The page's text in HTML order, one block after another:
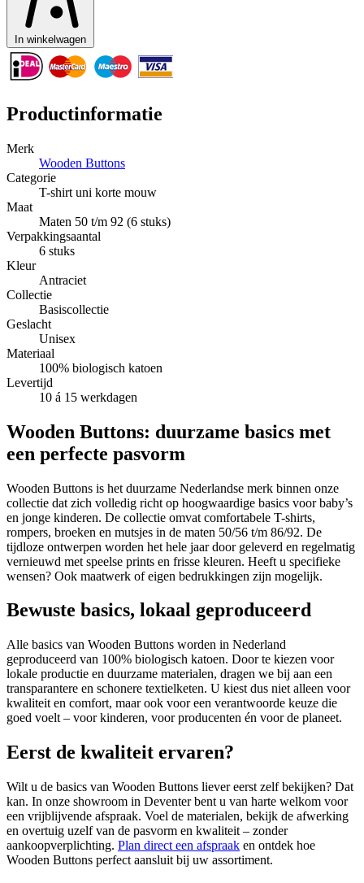
In winkelwagen
Productinformatie
Merk
Wooden Buttons
Categorie
T-shirt uni korte mouw
Maat
Maten 50 t/m 92 (6 stuks)
Verpakkingsaantal
6 stuks
Kleur
Antraciet
Collectie
Basiscollectie
Geslacht
Unisex
Materiaal
100% biologisch katoen
Levertijd
10 á 15 werkdagen
Wooden Buttons: duurzame basics met
een perfecte pasvorm
Wooden Buttons is het duurzame Nederlandse merk binnen onze
collectie dat zich volledig richt op hoogwaardige basics voor baby’s
en jonge kinderen. De collectie omvat comfortabele T-shirts,
rompers, broeken en mutsjes in de maten 50/56 t/m 86/92. De
tijdloze ontwerpen worden het hele jaar door geleverd en regelmatig
vernieuwd met speelse prints en frisse kleuren. Heeft u specifieke
wensen? Ook maatwerk of eigen bedrukkingen zijn mogelijk.
Bewuste basics, lokaal geproduceerd
Alle basics van Wooden Buttons worden in Nederland
geproduceerd van 100% biologisch katoen. Door te kiezen voor
lokale productie en duurzame materialen, dragen we bij aan een
transparantere en schonere textielketen. U kiest dus niet alleen voor
kwaliteit en comfort, maar ook voor een verantwoorde keuze die
goed voelt – voor kinderen, voor producenten én voor de planeet.
Eerst de kwaliteit ervaren?
Wilt u de basics van Wooden Buttons liever eerst zelf bekijken? Dat
kan. In onze showroom in Deventer bent u van harte welkom voor
een vrijblijvende afspraak. Voel de materialen, bekijk de afwerking
en overtuig uzelf van de pasvorm en kwaliteit – zonder
aankoopverplichting. Plan direct een afspraak en ontdek hoe
Wooden Buttons perfect aansluit bij uw assortiment.